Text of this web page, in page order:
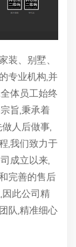
、别墅、
专业机构,并
体员工始终
旨,秉承着
人后做事,
,我们致力于
成立以来,
完善的售后
此公司精
队,精准细心